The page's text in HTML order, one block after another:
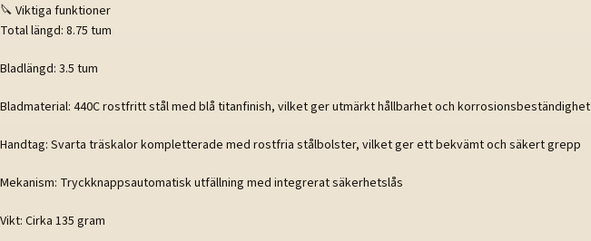
🔪 Viktiga funktioner
Total längd: 8.75 tum
Bladlängd: 3.5 tum
Bladmaterial: 440C rostfritt stål med blå titanfinish, vilket ger utmärkt hållbarhet och korrosionsbeständighet
Handtag: Svarta träskalor kompletterade med rostfria stålbolster, vilket ger ett bekvämt och säkert grepp
Mekanism: Tryckknappsautomatisk utfällning med integrerat säkerhetslås
Vikt: Cirka 135 gram